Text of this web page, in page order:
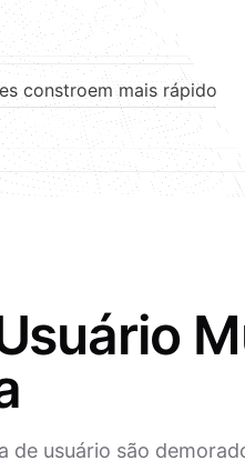
constroem mais rápido
de usuário são